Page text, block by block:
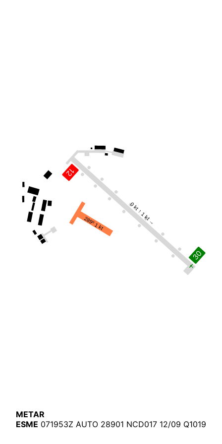
0 kt ↑ 1 kt →
289º 1 kt
METAR
ESME 071953Z AUTO 28901 NCD017 12/09 Q1019